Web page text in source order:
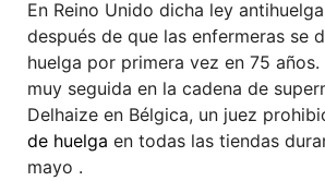
En Reino Unido dicha ley
después de que las enfermeras se
huelga por primera vez en 75 años.
muy seguida en la cadena de
Delhaize en Bélgica, un juez
de huelga en todas las tiendas
mayo .